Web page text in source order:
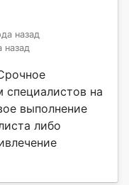
назад
назад
специалистов на
выполнение
либо